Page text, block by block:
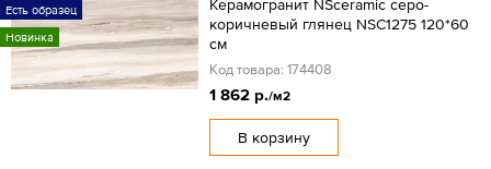
Есть образец
Новинка
Керамогранит NSceramic серо-
коричневый глянец NSC1275 120*60
см
Код товара: 174408
1 862 р./м2
В корзину